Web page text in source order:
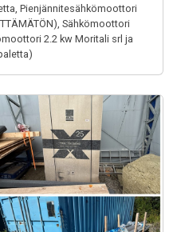
Pienjännitesähkömoottori
Sähkömoottori
2.2 kw Moritali srl ja